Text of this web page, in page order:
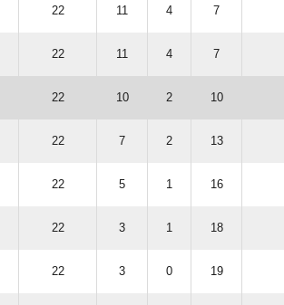
22 11 4 7
22 11 4 7
22 10 2 10
22 7 2 13
22 5 1 16
22 3 1 18
22 3 0 19